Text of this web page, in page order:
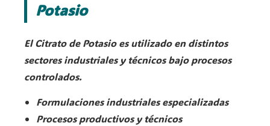
Potasio
El Citrato de Potasio es utilizado en distintos
sectores industriales y técnicos bajo procesos
controlados.
Formulaciones industriales especializadas
Procesos productivos y técnicos